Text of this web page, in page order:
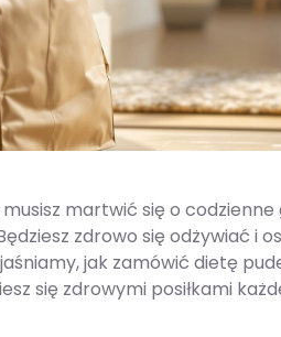
martwić się o
zdrowo się odżywiać i
jak zamówić dietę
się zdrowymi posiłkami